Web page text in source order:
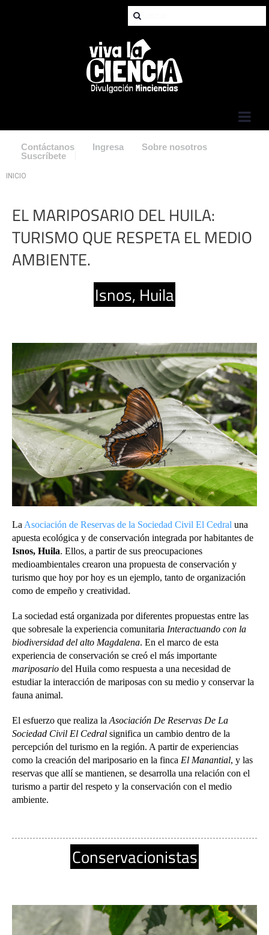
Contáctanos Ingresa
Sobre nosotros
Suscríbete
Usted está aquí
INICIO
EL MARIPOSARIO DEL HUILA:
TURISMO QUE RESPETA EL MEDIO
AMBIENTE.
Isnos, Huila
La Asociación de Reservas de la Sociedad Civil El Cedral una
apuesta ecológica y de conservación integrada por habitantes de
Isnos, Huila. Ellos, a partir de sus preocupaciones
medioambientales crearon una propuesta de conservación y
turismo que hoy por hoy es un ejemplo, tanto de organización
como de empeño y creatividad.
La sociedad está organizada por diferentes propuestas entre las
que sobresale la experiencia comunitaria Interactuando con la
biodiversidad del alto Magdalena. En el marco de esta
experiencia de conservación se creó el más importante
mariposario del Huila como respuesta a una necesidad de
estudiar la interacción de mariposas con su medio y conservar la
fauna animal.
El esfuerzo que realiza la Asociación De Reservas De La
Sociedad Civil El Cedral significa un cambio dentro de la
percepción del turismo en la región. A partir de experiencias
como la creación del mariposario en la finca El Manantial, y las
reservas que allí se mantienen, se desarrolla una relación con el
turismo a partir del respeto y la conservación con el medio
ambiente.
Conservacionistas